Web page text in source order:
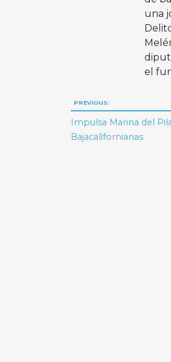
una
el
de
PREVIOUS:
Impulsa Marina del
Bajacalifornianas